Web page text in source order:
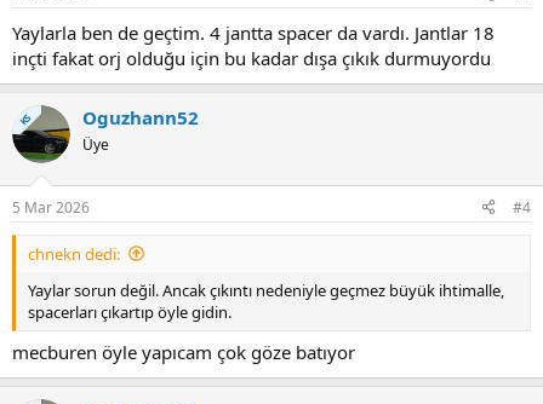
Yaylarla ben de geçtim. 4 jantta spacer da vardı. Jantlar 18
inçti fakat orj olduğu için bu kadar dışa çıkık durmuyordu
KS Oguzhann52
Üye
5 Mar 2026 #4
chnekn dedi:
Yaylar sorun değil. Ancak çıkıntı nedeniyle geçmez büyük ihtimalle,
spacerları çıkartıp öyle gidin.
mecburen öyle yapıcam çok göze batıyor